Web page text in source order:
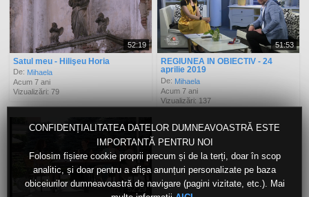
CONFIDENȚIALITATEA DATELOR DUMNEAVOASTRĂ ESTE
IMPORTANTĂ PENTRU NOI
Folosim fișiere cookie proprii precum și de la terți, doar în scop
analitic, și doar pentru a afișa anunțuri personalizate pe baza
obiceiurilor dumneavoastră de navigare (pagini vizitate, etc.). Mai
52:19
Satul meu - Hilişeu Horia
De: Mihaela
Acum 7 ani
Vizualizări: 79
51:53
REGIUNEA IN OBIECTIV - 24
aprilie 2019
De: Mihaela
Acum 7 ani
Vizualizări: 137
52:29